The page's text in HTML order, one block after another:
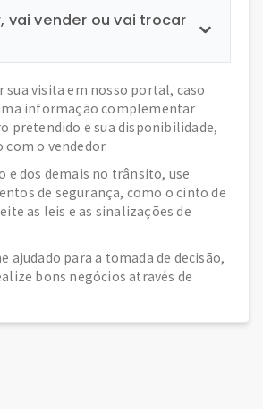
vai vender ou vai trocar
sua visita em nosso portal, caso
informação complementar
pretendido e sua disponibilidade,
o vendedor.
e dos demais no trânsito, use
de segurança, como o cinto de
as leis e as sinalizações de
ajudado para a tomada de decisão,
bons negócios através de